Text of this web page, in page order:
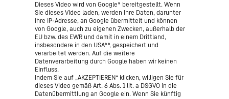
Dieses Video wird von Google* bereitgestellt. Wenn
Sie dieses Video laden, werden Ihre Daten, darunter
Ihre IP-Adresse, an Google übermittelt und können
von Google, auch zu eigenen Zwecken, außerhalb der
EU bzw. des EWR und damit in einem Drittland,
insbesondere in den USA**, gespeichert und
verarbeitet werden. Auf die weitere
Datenverarbeitung durch Google haben wir keinen
Einfluss.
Indem Sie auf „AKZEPTIEREN“ klicken, willigen Sie für
dieses Video gemäß Art. 6 Abs. 1 lit. a DSGVO in die
Datenübermittlung an Google ein. Wenn Sie künftig